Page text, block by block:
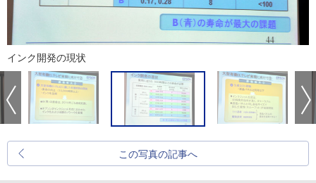
インク開発の現状
この写真の記事へ